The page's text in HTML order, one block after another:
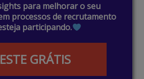
para melhorar o seu
processos de recrutamento
participando.
GRÁTIS